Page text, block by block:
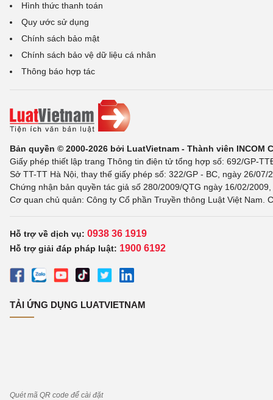
Hình thức thanh toán
Quy ước sử dụng
Chính sách bảo mật
Chính sách bảo vệ dữ liệu cá nhân
Thông báo hợp tác
Bản quyền © 2000-2026 bởi LuatVietnam - Thành viên INCOM
Giấy phép thiết lập trang Thông tin điện tử tổng hợp số: 692/GP-
Sở TT-TT Hà Nội, thay thế giấy phép số: 322/GP - BC, ngày 26/
Chứng nhận bản quyền tác giả số 280/2009/QTG ngày 16/02/
Cơ quan chủ quản: Công ty Cổ phần Truyền thông Luật Việt Nam.
Hỗ trợ về dịch vụ: 0938 36 1919
Hỗ trợ giải đáp pháp luật: 1900 6192
TẢI ỨNG DỤNG LUATVIETNAM
Quét mã QR code để cài đặt